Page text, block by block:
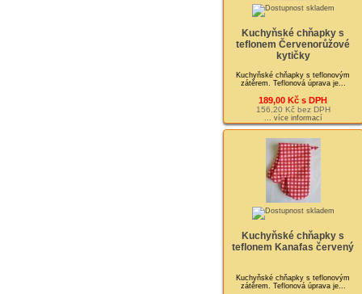
Kuchyňské chňapky s
teflonem Červenorůžové
kytičky
Kuchyňské chňapky s teflonovým
zátěrem. Teflonová úprava je...
189,00 Kč s DPH
156,20 Kč bez DPH
... více informací
Kuchyňské chňapky s
teflonem Kanafas červený
Kuchyňské chňapky s teflonovým
zátěrem. Teflonová úprava je...